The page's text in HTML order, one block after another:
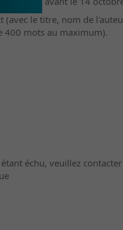
(avec le titre, nom de
400 mots au maximum).
échu, veuillez